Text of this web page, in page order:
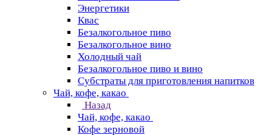
Энергетики
Квас
Безалкогольное пиво
Безалкогольное вино
Холодный чай
Безалкогольное пиво и вино
Субстраты для приготовления напитков
Чай, кофе, какао
Назад
Чай, кофе, какао
Кофе зерновой